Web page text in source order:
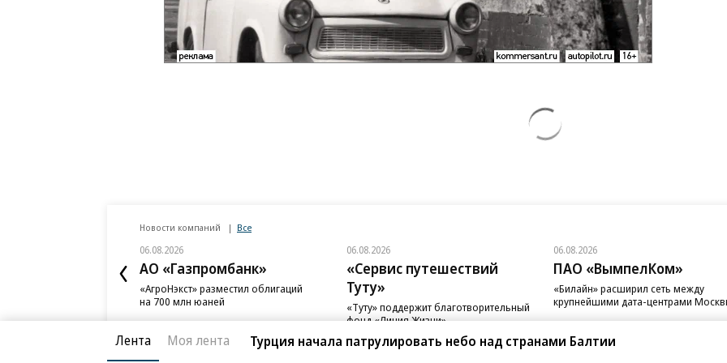
Новости компаний Все
06.08.2026
АО «Газпромбанк»
«АгроНэкст» разместил облигаций
на 700 млн юаней
06.08.2026
«Сервис путешествий
Туту»
«Туту» поддержит благотворительный
фонд «Линия Жизни»
06.08.2026
ПАО «ВымпелКом»
«Билайн» расширил сеть между
крупнейшими дата-центрами
Лента Моя лента Турция начала патрулировать небо над странами Балтии